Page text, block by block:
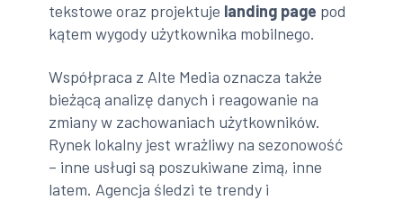
tekstowe oraz projektuje landing page pod
kątem wygody użytkownika mobilnego.
Współpraca z Alte Media oznacza także
bieżącą analizę danych i reagowanie na
zmiany w zachowaniach użytkowników.
Rynek lokalny jest wrażliwy na sezonowość
– inne usługi są poszukiwane zimą, inne
latem. Agencja śledzi te trendy i